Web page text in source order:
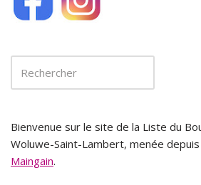
Bienvenue sur le site de la Liste du
Woluwe-Saint-Lambert, menée
Maingain.